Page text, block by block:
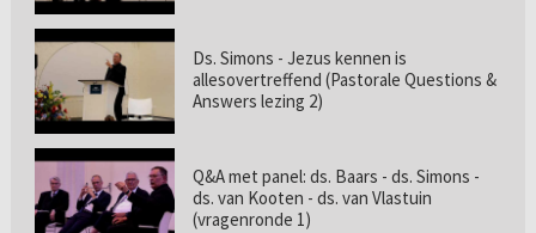
Ds. Simons - Jezus kennen is
allesovertreffend (Pastorale Questions &
Answers lezing 2)
Q&A met panel: ds. Baars - ds. Simons -
ds. van Kooten - ds. van Vlastuin
(vragenronde 1)